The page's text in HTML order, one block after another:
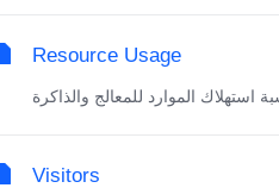
Resource Usage
Visitors